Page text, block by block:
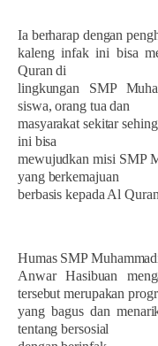
Ia berharap dengan
kaleng infak ini bisa
Quran di
lingkungan SMP
siswa, orang tua dan
masyarakat sekitar
ini bisa
mewujudkan misi SMP
yang berkemajuan
berbasis kepada Al
Humas SMP
Anwar Hasibuan
tersebut merupakan
yang bagus dan
tentang bersosial